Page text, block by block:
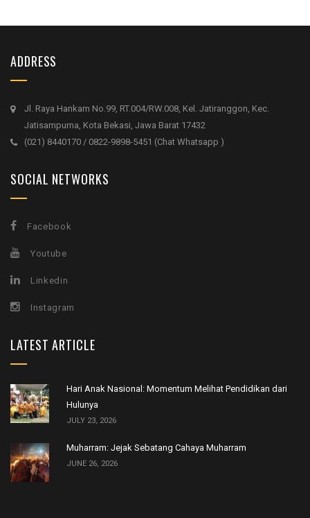
ADDRESS
Jl. Raya Hankam No.99, RT.004/RW.008, Kel. Jatiranggon, Kec.
Jatisampurna, Kota Bekasi, Jawa Barat 17432
(021) 8440170 / 0822-9898-5451 (Chat Whatsapp )
SOCIAL NETWORKS
Facebook
Youtube
Linkedin
Instagram
LATEST ARTICLE
Hari Anak Nasional: Momentum Melihat Pendidikan dari
Hulunya
JULY 23, 2026
Muharram: Jejak Sebatang Cahaya Muharram
JUNE 26, 2026